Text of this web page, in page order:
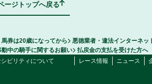
ージトップへ戻る
馬券は20歳になってから
悪徳業者・違法インターネッ
中の騎手に関するお願い
払戻金の支払を受けた方へ
ビリティについて レース情報 ニュース